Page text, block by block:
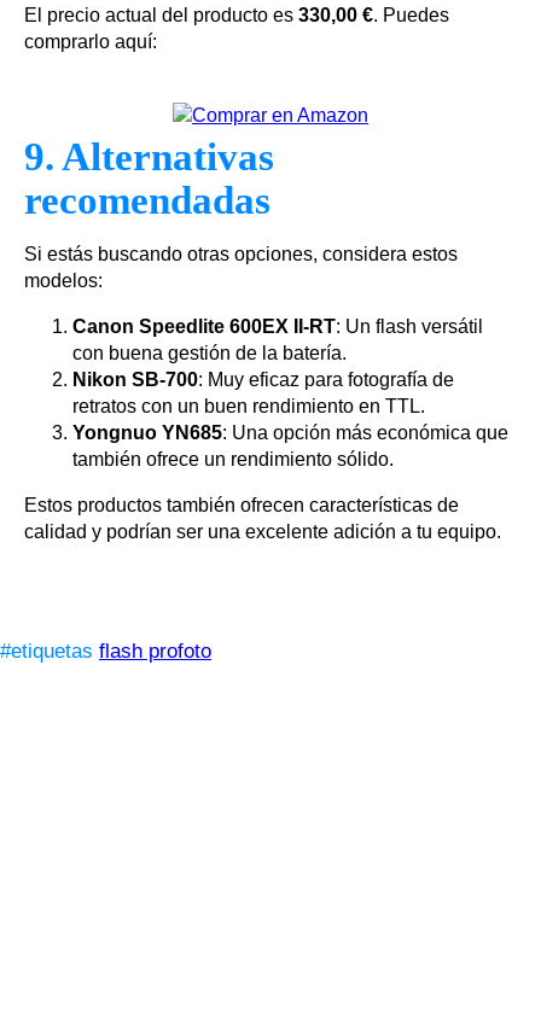
El precio actual del producto es 330,00 €. Puedes
comprarlo aquí:
9. Alternativas
recomendadas
Si estás buscando otras opciones, considera estos
modelos:
Canon Speedlite 600EX II-RT: Un flash versátil
con buena gestión de la batería.
Nikon SB-700: Muy eficaz para fotografía de
retratos con un buen rendimiento en TTL.
Yongnuo YN685: Una opción más económica que
también ofrece un rendimiento sólido.
Estos productos también ofrecen características de
calidad y podrían ser una excelente adición a tu equipo.
#etiquetas flash profoto